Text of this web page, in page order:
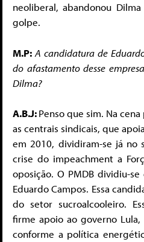
neoliberal, abandonou
golpe.
M.P:A candidatura de
do afastamento desse
Dilma?
A.B.J:Penso que sim. Na
as centrais sindicais, que
em 2010, dividiram-se já no
crise do impeachment a
oposição. O PMDB dividiu-
Eduardo Campos. Essa
do setor sucroalcooleiro.
firme apoio ao governo
conforme a política